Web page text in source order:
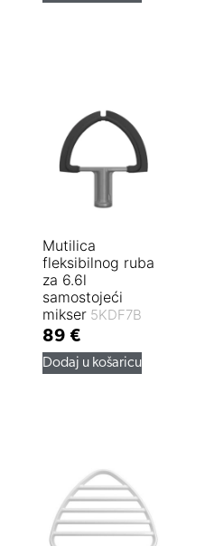
Mutilica
fleksibilnog ruba
za 6.6l
samostojeći
mikser 5KDF7B
89 €
Dodaj u košaricu